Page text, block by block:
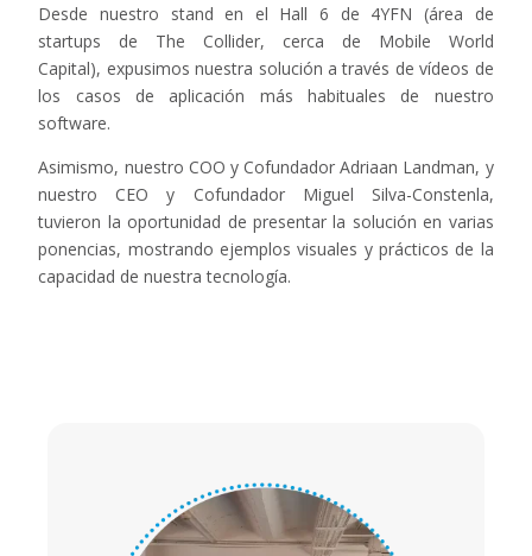
Desde nuestro stand en el Hall 6 de 4YFN (área de
startups de The Collider, cerca de Mobile World
Capital), expusimos nuestra solución a través de vídeos de
los casos de aplicación más habituales de nuestro
software.
Asimismo, nuestro COO y Cofundador Adriaan Landman, y
nuestro CEO y Cofundador Miguel Silva-Constenla,
tuvieron la oportunidad de presentar la solución en varias
ponencias, mostrando ejemplos visuales y prácticos de la
capacidad de nuestra tecnología.